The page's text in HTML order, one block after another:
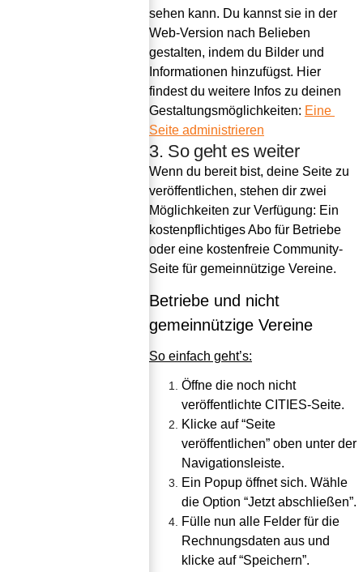
sehen kann. Du kannst sie in der
Web-Version nach Belieben
gestalten, indem du Bilder und
Informationen hinzufügst. Hier
findest du weitere Infos zu deinen
Gestaltungsmöglichkeiten: Eine
Seite administrieren
3. So geht es weiter
Wenn du bereit bist, deine Seite zu
veröffentlichen, stehen dir zwei
Möglichkeiten zur Verfügung: Ein
kostenpflichtiges Abo für Betriebe
oder eine kostenfreie Community-
Seite für gemeinnützige Vereine.
Betriebe und nicht
gemeinnützige Vereine
So einfach geht’s:
Öffne die noch nicht
veröffentlichte CITIES-Seite.
Klicke auf “Seite
veröffentlichen” oben unter der
Navigationsleiste.
Ein Popup öffnet sich. Wähle
die Option “Jetzt abschließen”.
Fülle nun alle Felder für die
Rechnungsdaten aus und
klicke auf “Speichern”.